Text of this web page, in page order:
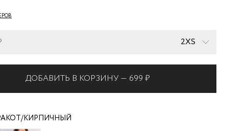
2XS
ДОБАВИТЬ В КОРЗИНУ — 699 ₽
КИРПИЧНЫЙ